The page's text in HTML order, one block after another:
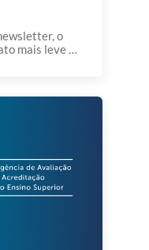
o
mais leve e